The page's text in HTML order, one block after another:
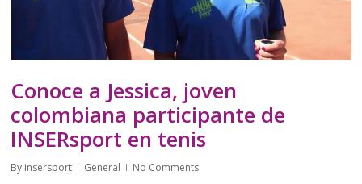
Conoce a Jessica, joven
colombiana participante de
INSERsport en tenis
By insersport General No Comments